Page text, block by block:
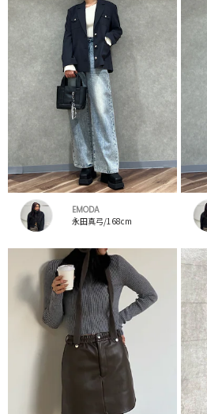
EMODA
永田真弓/168cm